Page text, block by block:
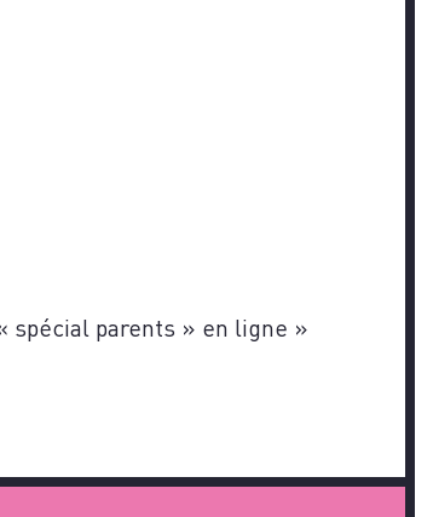
spécial parents » en ligne »